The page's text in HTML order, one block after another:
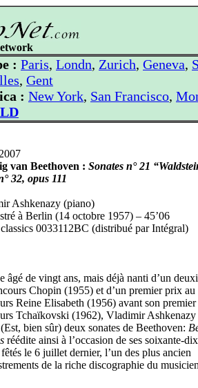
: Paris, Londn, Zurich, Geneva,
, Gent
: New York, San Francisco,
van Beethoven : Sonates n° 21
32, opus 111
Ashkenazy (piano)
à Berlin (14 octobre 1957) – 45’06
0033112BC (distribué par Intégral)
âgé de vingt ans, mais déjà nanti d’un
Chopin (1955) et d’un premier prix au
Reine Elisabeth (1956) avant son
Tchaïkovski (1962), Vladimir Ashkenazy
bien sûr) deux sonates de Beethoven:
réédite ainsi à l’occasion de ses soixante-
le 6 juillet dernier, l’un des plus ancien
de la riche discographie du